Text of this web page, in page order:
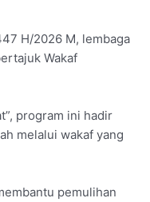
H/2026 M, lembaga
Wakaf
program ini hadir
melalui wakaf yang
pemulihan